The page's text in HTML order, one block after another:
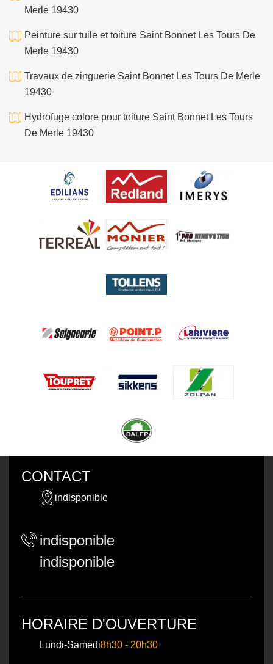
Merle 19430
Peinture sur tuile et toiture Saint Bonnet Les Tours De
Merle 19430
Travaux de zinguerie Saint Bonnet Les Tours De Merle
19430
Hydrofuge colore pour toiture Saint Bonnet Les Tours
De Merle 19430
CONTACT
indisponible
indisponible
indisponible
HORAIRE D'OUVERTURE
Lundi-Samedi8h30 - 20h30